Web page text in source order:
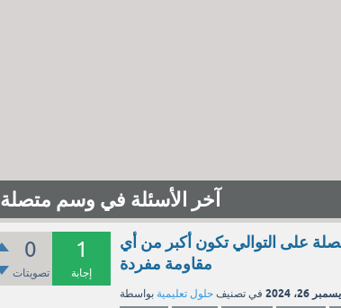
آخر الأسئلة في وسم متصلة
0
تصويتات
1
إجابة
على التوالي تكون أكبر من أي
مقاومة مفردة
26، 2024 في تصنيف حلول تعليمية